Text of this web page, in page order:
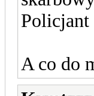
Policjant
A co do